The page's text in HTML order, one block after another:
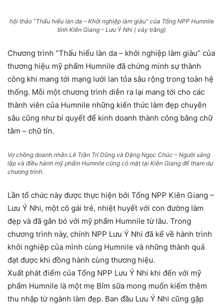
hội thảo “Thấu hiểu làn da – Khởi nghiệp làm giàu” của Tổng NPP Humnile
tỉnh Kiên Giang – Lưu Ý Nhi ( váy trắng)
Chương trình “Thấu hiểu làn da – khởi nghiệp làm giàu” của
thương hiệu mỹ phẩm Humnile đã chứng minh sự thành
công khi mang tới mạng lưới lan tỏa sâu rộng trong toàn hệ
thống. Mỗi một chương trình diễn ra lại mang tới cho các
thành viên của Humnile những kiến thức làm đẹp chuyên
sâu cũng như bí quyết để kinh doanh thành công bằng chữ
tâm – chữ tín.
Vợ chồng doanh nhân Lê Trần Trí Dũng và Đặng Ngọc Chúc – Người sáng
lập và điều hành mỹ phẩm Humnile cũng có mặt tại Kiên Giang để tham dự
chương trình.
Lần tổ chức này được thực hiện bởi Tổng NPP Kiên Giang –
Lưu Ý Nhi, một cô gái trẻ, nhiệt huyết với con đường làm
đẹp và đã gắn bó với mỹ phẩm Humnile từ lâu. Trong
chương trình này, chính NPP Lưu Ý Nhi đã kể về hành trình
khởi nghiệp của mình cùng Humnile và những thành quả
đạt được khi đồng hành cùng thương hiệu.
Xuất phát điểm của Tổng NPP Lưu Ý Nhi khi đến với mỹ
phẩm Humnile là một mẹ Bỉm sữa mong muốn kiếm thêm
thu nhập từ ngành làm đẹp. Ban đầu Lưu Ý Nhi cũng gặp